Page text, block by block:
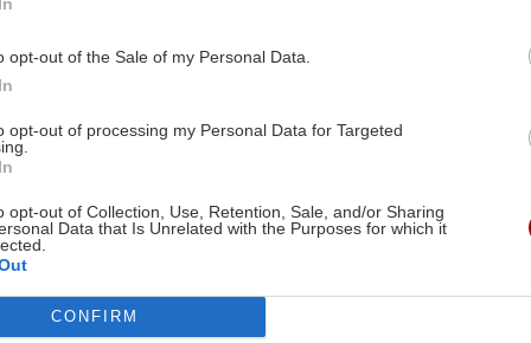
opt-out of the Sale of my Personal Data.
opt-out of processing my Personal Data for Targeted
opt-out of Collection, Use, Retention, Sale, and/or Sharing
Data that Is Unrelated with the Purposes for which it
CONFIRM
19:49
ΙΣΑ: Ζητάει άμεση αναστολή της
διαγνωστικών εξετάσεων στο
Ψηφιακό Αποθετήριο
ΚΡΗΤΗ
Κρήτη - Θερινές εκπτώσεις: Με